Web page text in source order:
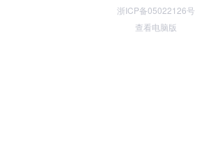
浙ICP备05022126号
查看电脑版